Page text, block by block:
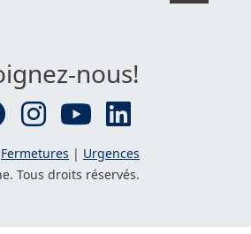
nous!
Fermetures | Urgences
. Tous droits réservés.